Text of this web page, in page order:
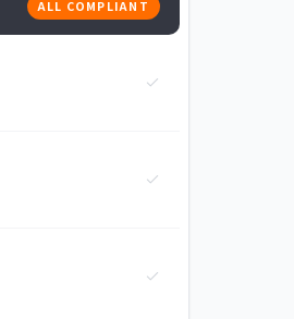
ALL COMPLIANT